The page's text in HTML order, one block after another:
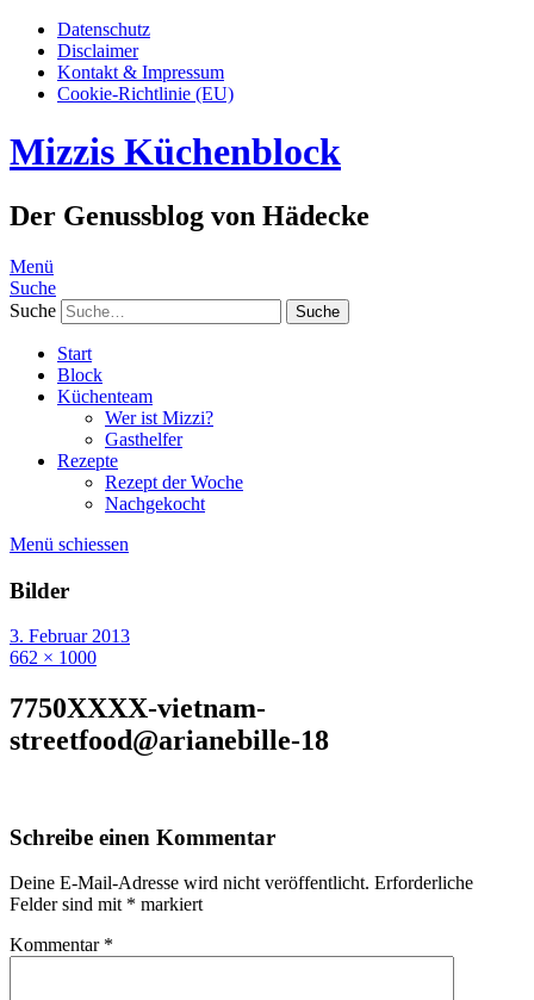
Datenschutz
Disclaimer
Kontakt & Impressum
Cookie-Richtlinie (EU)
Mizzis Küchenblock
Der Genussblog von Hädecke
Menü
Suche
Suche
Start
Block
Küchenteam
Wer ist Mizzi?
Gasthelfer
Rezepte
Rezept der Woche
Nachgekocht
Menü schiessen
Bilder
3. Februar 2013
662 × 1000
7750XXXX-vietnam-
streetfood@arianebille-18
Schreibe einen Kommentar
Deine E-Mail-Adresse wird nicht veröffentlicht. Erforderliche
Felder sind mit * markiert
Kommentar *